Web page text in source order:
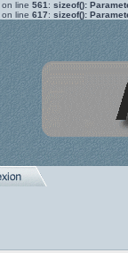
on line 561 : sizeof():
on line 617: sizeof():